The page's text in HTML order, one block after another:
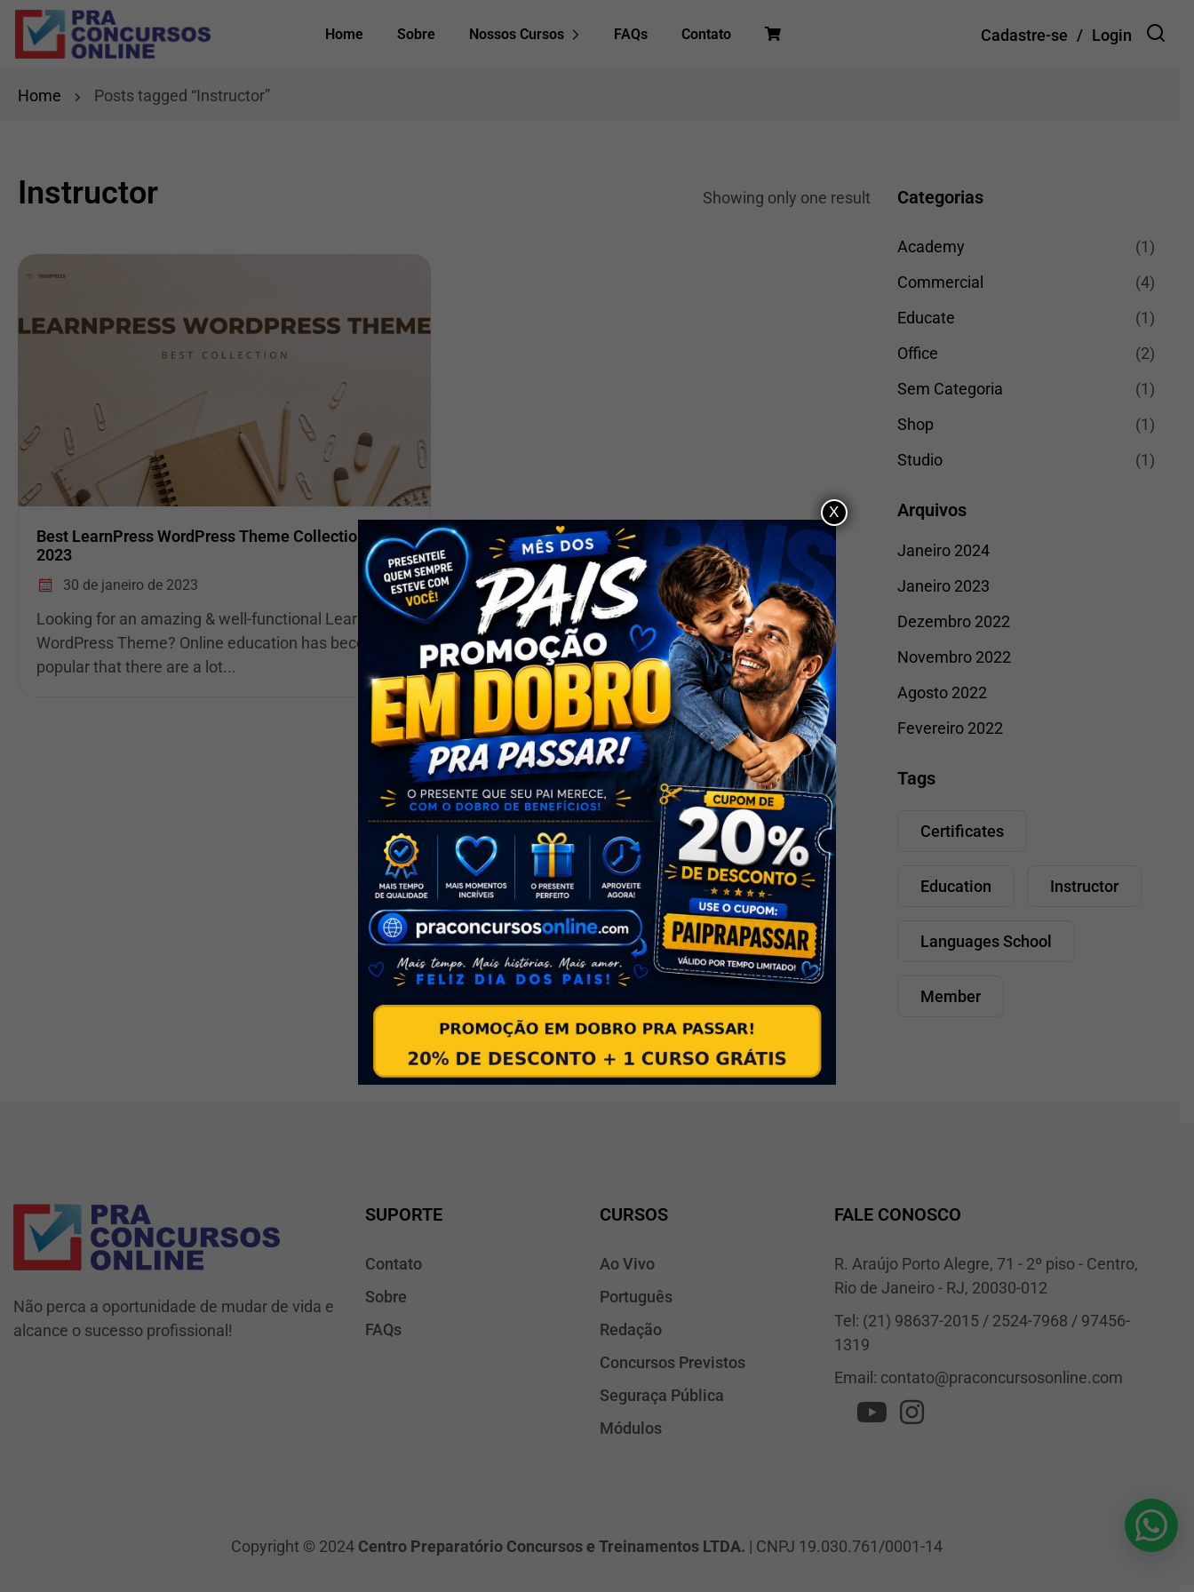
Home Sobre Nossos Cursos FAQs Contato Cadastre-se Login
Home Posts tagged “Instructor”
Instructor Showing only one result
Best LearnPress WordPress Theme Collection for
2023
30 de janeiro de 2023
Looking for an amazing & well-functional LearnPress
WordPress Theme? Online education has become so
popular that there are a lot...
Categorias
Academy
(1)
Commercial
(4)
Educate
(1)
Office
(2)
Sem Categoria
(1)
Shop
(1)
Studio
(1)
Arquivos
Janeiro 2024
Janeiro 2023
Dezembro 2022
Novembro 2022
Agosto 2022
Fevereiro 2022
Tags
Certificates
Education Instructor
Languages School
Member
Não perca a oportunidade de mudar de vida e
alcance o sucesso profissional!
SUPORTE
Contato
Sobre
FAQs
CURSOS
Ao Vivo
Português
Redação
Concursos Previstos
Seguraça Pública
Módulos
FALE CONOSCO
R. Araújo Porto Alegre, 71 - 2º piso - Centro,
Rio de Janeiro - RJ, 20030-012
Tel: (21) 98637-2015 / 2524-7968 / 97456-
1319
Email: contato@praconcursosonline.com
Copyright © 2024 Centro Preparatório Concursos e Treinamentos LTDA. | CNPJ 19.030.761/0001-14
X